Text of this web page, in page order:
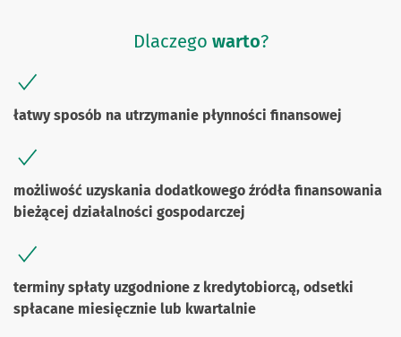
Dlaczego warto?
łatwy sposób na utrzymanie płynności finansowej
możliwość uzyskania dodatkowego źródła finansowania
bieżącej działalności gospodarczej
terminy spłaty uzgodnione z kredytobiorcą, odsetki
spłacane miesięcznie lub kwartalnie